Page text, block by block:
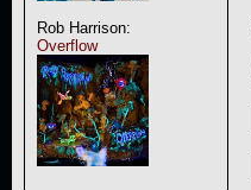
Rob Harrison:
Overflow